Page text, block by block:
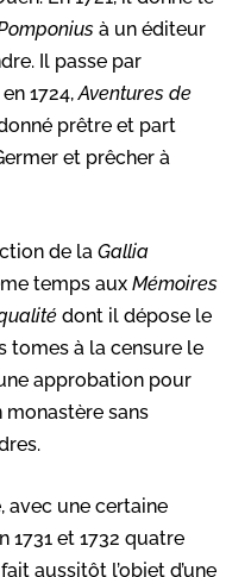
à un éditeur
Il passe par
1724,Aventures de
prêtre et part
et prêcher à
de la Gallia
temps aux Mémoires
dont il dépose le
tomes à la censure le
approbation pour
sans
avec une certaine
1731 et 1732 quatre
aussitôt l’objet d’une